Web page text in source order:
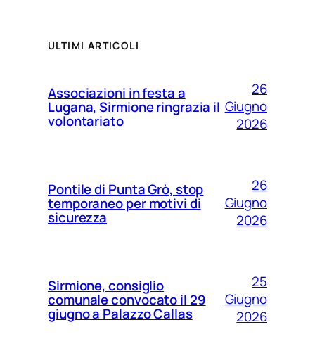
ULTIMI ARTICOLI
Associazioni in festa a
Lugana, Sirmione ringrazia il
volontariato
26
Giugno
2026
Pontile di Punta Grò, stop
temporaneo per motivi di
sicurezza
26
Giugno
2026
Sirmione, consiglio
comunale convocato il 29
giugno a Palazzo Callas
25
Giugno
2026